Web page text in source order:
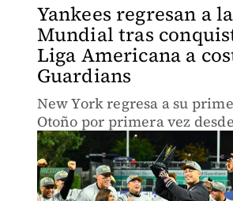
Yankees regresan a
Mundial tras
Liga Americana a
Guardians
New York regresa a su
Otoño por primera vez